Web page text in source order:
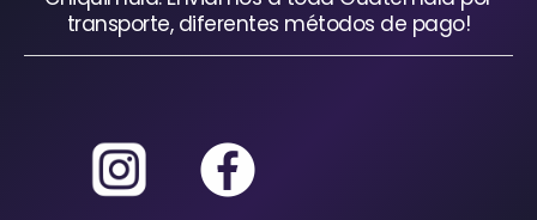
transporte, diferentes métodos de pago!